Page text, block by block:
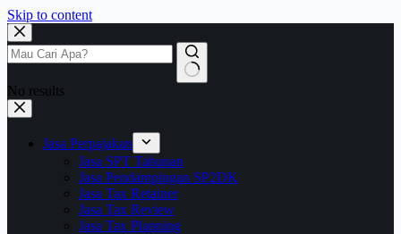
Skip to content
No results
Jasa Perpajakan
Jasa SPT Tahunan
Jasa Pendampingan SP2DK
Jasa Tax Retainer
Jasa Tax Review
Jasa Tax Planning